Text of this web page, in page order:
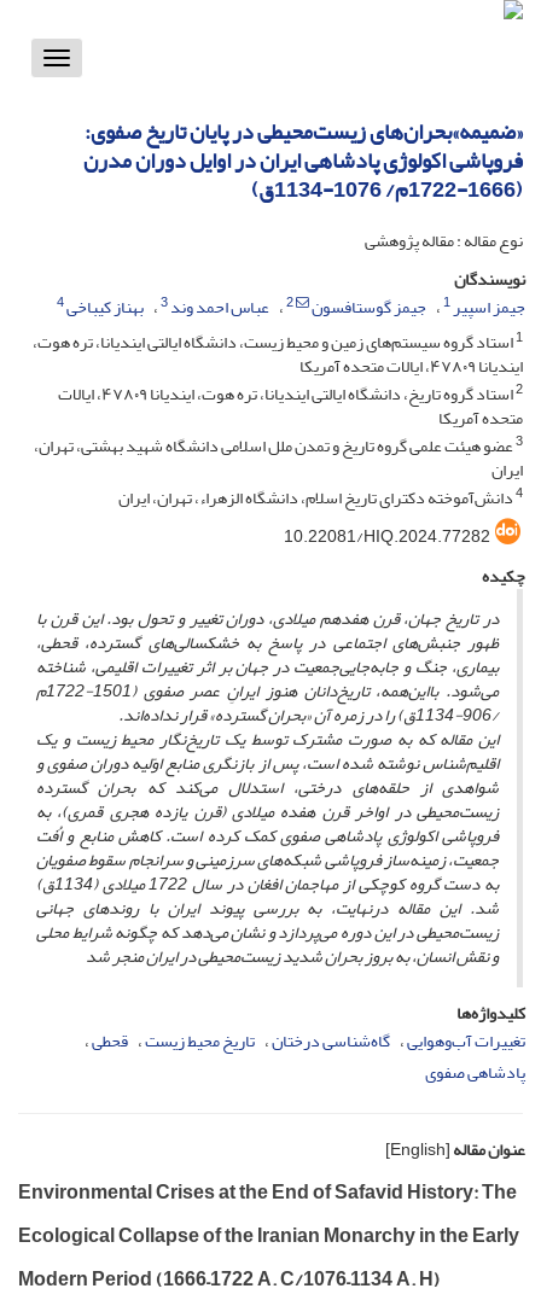
Toggle
«ضمیمه»بحران‌های زیست‌محیطی در پایان تاریخ صفوی:
فروپاشی اکولوژی پادشاهی ایران در اوایل دوران مدرن
(1666-1722م/ 1076-1134ق)
نوع مقاله : مقاله پژوهشی
نویسندگان
جیمز اسپیر1 جیمز گوستافسون 2 عباس احمد وند3 بهناز کیباخی4
1استاد گروه سیستم‌های زمین و محیط زیست، دانشگاه ایالتی ایندیانا، تره هوت،
ایندیانا ۴۷۸۰۹، ایالات متحده آمریکا
2 استاد گروه تاریخ، دانشگاه ایالتی ایندیانا، تره هوت، ایندیانا ۴۷۸۰۹، ایالات
متحده آمریکا
3عضو هیئت علمی گروه تاریخ و تمدن ملل اسلامی دانشگاه شهید بهشتی، تهران،
ایران
4دانش‌آموخته دکترای تاریخ اسلام، دانشگاه الزهراء، تهران، ایران
10.22081/HIQ.2024.77282
چکیده
در تاریخ جهان، قرن هفدهم میلادی، دوران تغییر و تحول بود. این قرن با
ظهور جنبشهای اجتماعی در پاسخ به خشکسالیهای گسترده، قحطی،
بیماری، جنگ و جابه‌جایی‌جمعیت در جهان بر اثر تغییرات اقلیمی، شناخته
میشود. بااین‌همه، تاریخ دانان هنوز ایرانِ عصر صفوی (1501-1722م
/906-1134ق) را در زمره آن «بحران گسترده» قرار نداده اند.
این مقاله که به صورت مشترک توسط یک تاریخ‌نگار محیط زیست و یک
اقلیم‌شناسنوشته شده است، پس از بازنگری منابع اوّلیه دوران صفوی و
شواهدی از حلقه‌های درختی، استدلال می‌کند که بحران گسترده
زیست‌محیطی در اواخر قرن هفده میلادی (قرن یازده هجری قمری)، به
فروپاشی اکولوژی پادشاهی صفوی کمک کرده است. کاهش منابع و اُفت
جمعیت، زمینه‌ساز فروپاشی شبکه‌های سرزمینی و سرانجام سقوط صفویان
به دست گروه کوچکی از مهاجمان افغان در سال 1722 میلادی (1134ق)
شد. این مقاله درنهایت، به بررسی پیوند ایران با روندهای جهانی
زیست‌محیطی در این دوره می‌پردازد و نشان می‌دهد که چگونه شرایط محلی
و نقش انسان، به بروز بحران شدید زیست‌محیطی در ایران منجر شد
کلیدواژه‌ها
تغییرات آب‌وهوایی گاه‌شناسی درختان تاریخ محیط زیست قحطی
پادشاهی صفوی
عنوان مقاله[English]
Environmental Crises at the End of Safavid History: The
Ecological Collapse of the Iranian Monarchy in the Early
Modern Period (1666–1722 A. C/1076–1134 A. H)